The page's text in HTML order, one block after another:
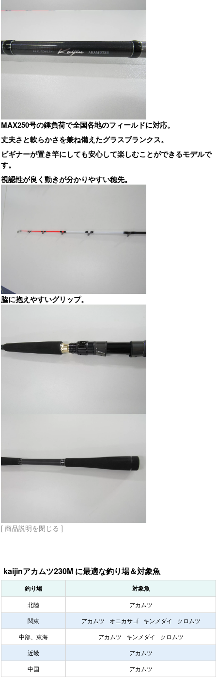
MAX250号の錘負荷で全国各地のフィールドに対応。
丈夫さと軟らかさを兼ね備えたグラスブランクス。
ビギナーが置き竿にしても安心して楽しむことができるモデルで
す。
視認性が良く動きが分かりやすい穂先。
脇に抱えやすいグリップ。
[ 商品説明を閉じる ]
kaijinアカムツ230M に最適な釣り場＆対象魚
釣り場 対象魚
北陸
アカムツ
関東
アカムツ オニカサゴ キンメダイ
クロムツ
中部、東海
アカムツ キンメダイ
クロムツ
近畿
アカムツ
中国
アカムツ